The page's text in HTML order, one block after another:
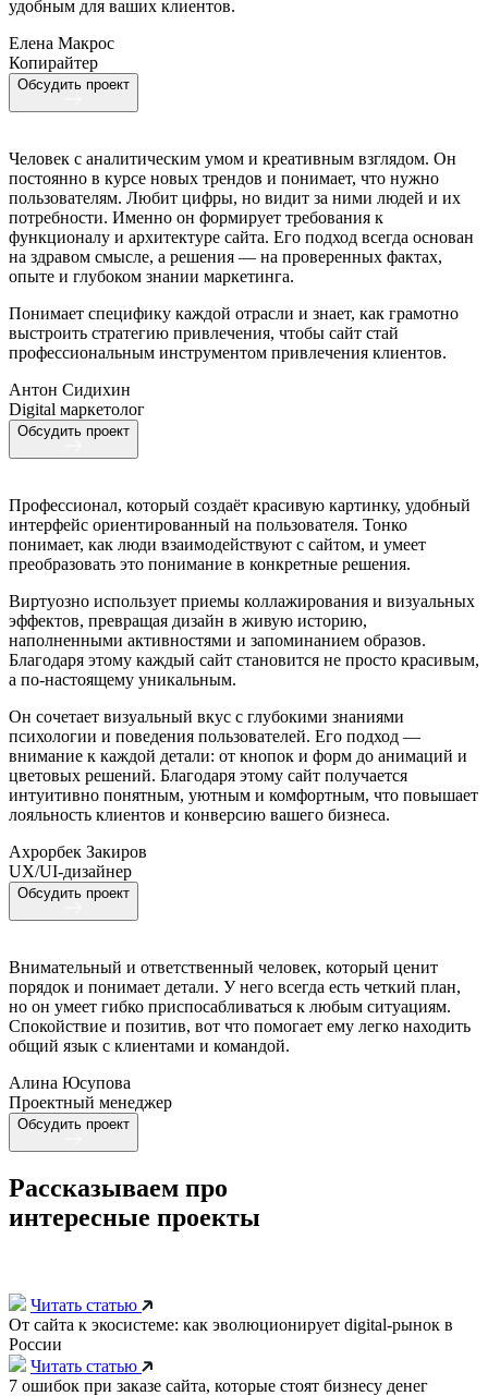
удобным для ваших клиентов.
Елена Макрос
Копирайтер
Обсудить проект
Человек с аналитическим умом и креативным взглядом. Он
постоянно в курсе новых трендов и понимает, что нужно
пользователям. Любит цифры, но видит за ними людей и их
потребности. Именно он формирует требования к
функционалу и архитектуре сайта. Его подход всегда основан
на здравом смысле, а решения — на проверенных фактах,
опыте и глубоком знании маркетинга.
Понимает специфику каждой отрасли и знает, как грамотно
выстроить стратегию привлечения, чтобы сайт стай
профессиональным инструментом привлечения клиентов.
Антон Сидихин
Digital маркетолог
Обсудить проект
Профессионал, который создаёт красивую картинку, удобный
интерфейс ориентированный на пользователя. Тонко
понимает, как люди взаимодействуют с сайтом, и умеет
преобразовать это понимание в конкретные решения.
Виртуозно использует приемы коллажирования и визуальных
эффектов, превращая дизайн в живую историю,
наполненными активностями и запоминанием образов.
Благодаря этому каждый сайт становится не просто красивым,
а по-настоящему уникальным.
Он сочетает визуальный вкус с глубокими знаниями
психологии и поведения пользователей. Его подход —
внимание к каждой детали: от кнопок и форм до анимаций и
цветовых решений. Благодаря этому сайт получается
интуитивно понятным, уютным и комфортным, что повышает
лояльность клиентов и конверсию вашего бизнеса.
Ахрорбек Закиров
UX/UI-дизайнер
Обсудить проект
Внимательный и ответственный человек, который ценит
порядок и понимает детали. У него всегда есть четкий план,
но он умеет гибко приспосабливаться к любым ситуациям.
Спокойствие и позитив, вот что помогает ему легко находить
общий язык с клиентами и командой.
Алина Юсупова
Проектный менеджер
Обсудить проект
Рассказываем про
интересные проекты
Читать статью
От сайта к экосистеме: как эволюционирует digital-рынок в
России
Читать статью
7 ошибок при заказе сайта, которые стоят бизнесу денег